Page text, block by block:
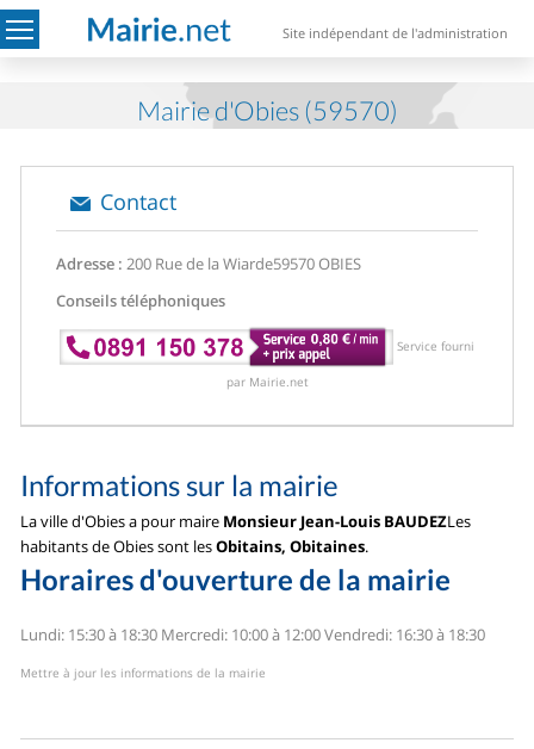
Site indépendant de l'administration
Mairie d'Obies (59570)
Contact
Adresse : 200 Rue de la Wiarde59570 OBIES
Conseils téléphoniques
Service fourni
par Mairie.net
Informations sur la mairie
La ville d'Obies a pour maire Monsieur Jean-Louis BAUDEZLes
habitants de Obies sont lesObitains, Obitaines.
Horaires d'ouverture de la mairie
Lundi: 15:30 à 18:30 Mercredi: 10:00 à 12:00Vendredi: 16:30 à 18:30
Mettre à jour les informations de la mairie